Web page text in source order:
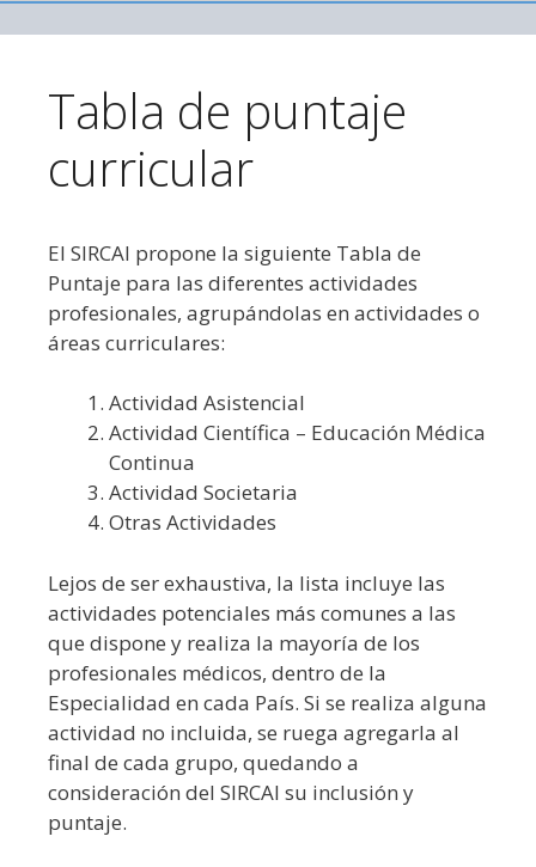
Tabla de puntaje
curricular
El SIRCAI propone la siguiente Tabla de
Puntaje para las diferentes actividades
profesionales, agrupándolas en actividades o
áreas curriculares:
Actividad Asistencial
Actividad Científica – Educación Médica
Continua
Actividad Societaria
Otras Actividades
Lejos de ser exhaustiva, la lista incluye las
actividades potenciales más comunes a las
que dispone y realiza la mayoría de los
profesionales médicos, dentro de la
Especialidad en cada País. Si se realiza alguna
actividad no incluida, se ruega agregarla al
final de cada grupo, quedando a
consideración del SIRCAI su inclusión y
puntaje.